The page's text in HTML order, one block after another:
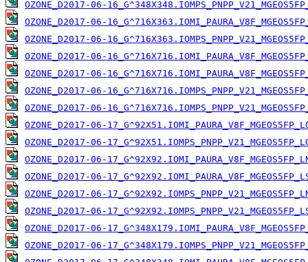
OZONE_D2017-06-
OZONE_D2017-06-
OZONE_D2017-06-
OZONE_D2017-06-
OZONE_D2017-06-
OZONE_D2017-06-
OZONE_D2017-06-
OZONE_D2017-06-
OZONE_D2017-06-
OZONE_D2017-06-
OZONE_D2017-06-
OZONE_D2017-06-
OZONE_D2017-06-
OZONE_D2017-06-
OZONE_D2017-06-